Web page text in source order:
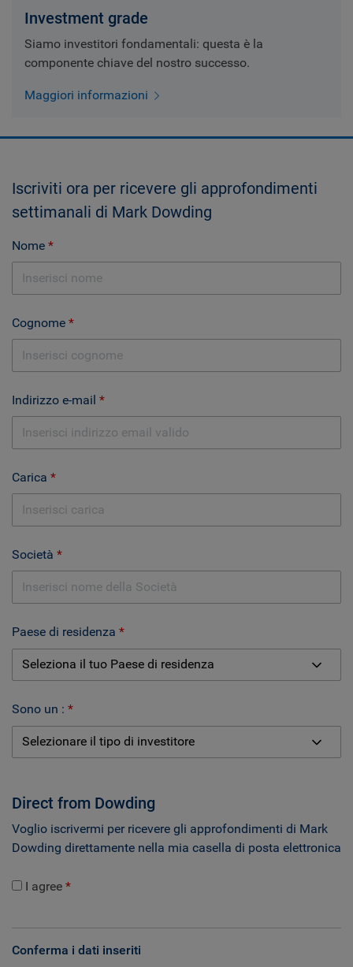
Investment grade
Siamo investitori fondamentali: questa è la
componente chiave del nostro successo.
Maggiori informazioni
Iscriviti ora per ricevere gli approfondimenti
settimanali di Mark Dowding
Nome
Cognome
Indirizzo e-mail
Carica
Società
Paese di residenza
Sono un :
Direct from Dowding
Voglio iscrivermi per ricevere gli approfondimenti di Mark
Dowding direttamente nella mia casella di posta elettronica
I agree
Conferma i dati inseriti